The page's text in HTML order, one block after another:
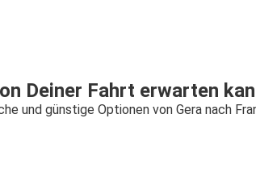
Deiner Fahrt erwarten
und günstige Optionen von Gera nach